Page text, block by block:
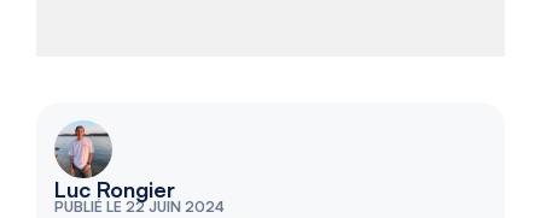
Luc Rongier
PUBLIÉ LE 22 JUIN 2024